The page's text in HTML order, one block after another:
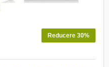
Reducere 30%